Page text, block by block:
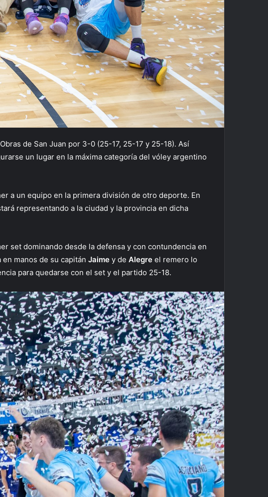
de San Juan por 3-0 (25-17, 25-17 y 25-18). Así
un lugar en la máxima categoría del vóley argentino
a un equipo en la primera división de otro deporte. En
representando a la ciudad y la provincia en dicha
set dominando desde la defensa y con contundencia en
manos de su capitán Jaime y de Alegre el remero lo
para quedarse con el set y el partido 25-18.